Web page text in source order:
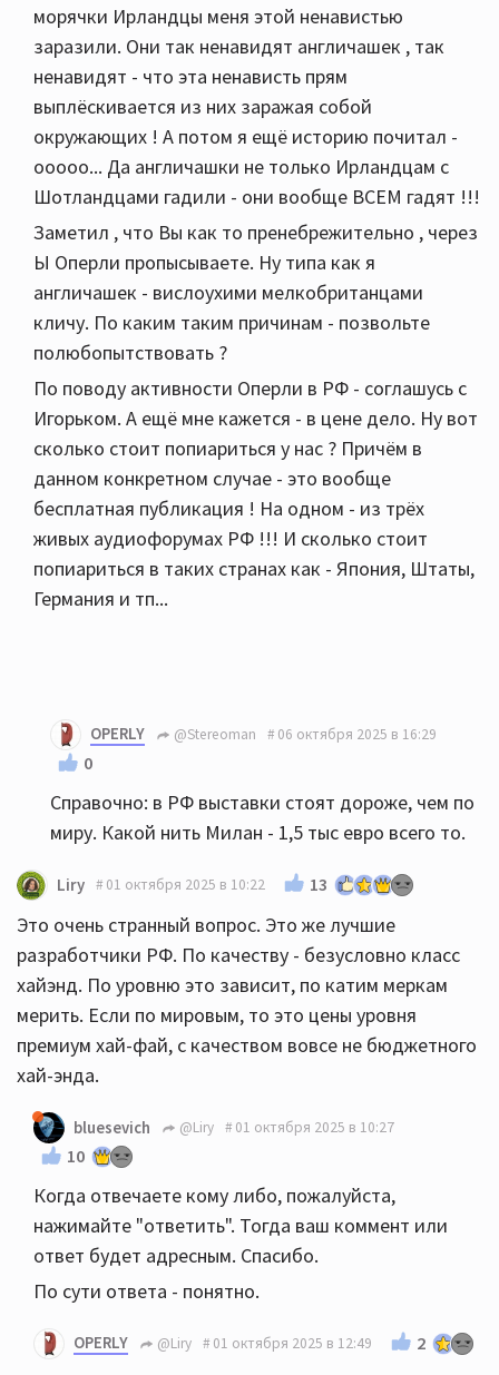
морячки Ирландцы меня этой ненавистью
заразили. Они так ненавидят англичашек , так
ненавидят - что эта ненависть прям
выплёскивается из них заражая собой
окружающих ! А потом я ещё историю почитал -
ооооо... Да англичашки не только Ирландцам с
Шотландцами гадили - они вообще ВСЕМ гадят !!!
Заметил , что Вы как то пренебрежительно , через
Ы Оперли пропысываете. Ну типа как я
англичашек - вислоухими мелкобританцами
кличу. По каким таким причинам - позвольте
полюбопытствовать ?
По поводу активности Оперли в РФ - соглашусь с
Игорьком. А ещё мне кажется - в цене дело. Ну вот
сколько стоит попиариться у нас ? Причём в
данном конкретном случае - это вообще
бесплатная публикация ! На одном - из трёх
живых аудиофорумах РФ !!! И сколько стоит
попиариться в таких странах как - Япония, Штаты,
Германия и тп...
OPERLY @Stereoman 06 октября 2025 в 16:29
0
Справочно: в РФ выставки стоят дороже, чем по
миру. Какой нить Милан - 1,5 тыс евро всего то.
Liry 01 октября 2025 в 10:22 13
Это очень странный вопрос. Это же лучшие
разработчики РФ. По качеству - безусловно класс
хайэнд. По уровню это зависит, по катим меркам
мерить. Если по мировым, то это цены уровня
премиум хай-фай, с качеством вовсе не бюджетного
хай-энда.
bluesevich @Liry 01 октября 2025 в 10:27
10
Когда отвечаете кому либо, пожалуйста,
нажимайте "ответить". Тогда ваш коммент или
ответ будет адресным. Спасибо.
По сути ответа - понятно.
OPERLY @Liry 01 октября 2025 в 12:49 2